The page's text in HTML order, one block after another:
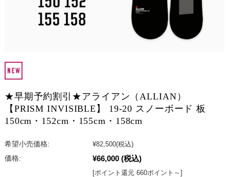
★早期予約割引★アライアン（ALLIAN）
【PRISM INVISIBLE】 19-20 スノーボード 板
150cm・152cm・155cm・158cm
希望小売価格: ¥82,500(税込)
価格:
¥66,000 (税込)
[ポイント還元 660ポイント～]